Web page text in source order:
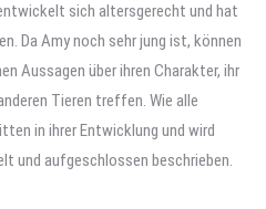
sich altersgerecht und hat
Da Amy noch sehr jung ist, können
Aussagen über ihren Charakter, ihr
Tieren treffen. Wie alle
in ihrer Entwicklung und wird
und aufgeschlossen beschrieben.